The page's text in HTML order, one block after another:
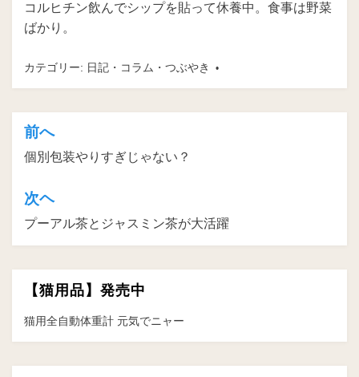
コルヒチン飲んでシップを貼って休養中。食事は野菜
ばかり。
カテゴリー: 日記・コラム・つぶやき
投
稿
ナ
ビ
ゲ
ー
シ
ョ
ン
前へ
個別包装やりすぎじゃない？
次ヘ
プーアル茶とジャスミン茶が大活躍
【猫用品】発売中
猫用全自動体重計 元気でニャー